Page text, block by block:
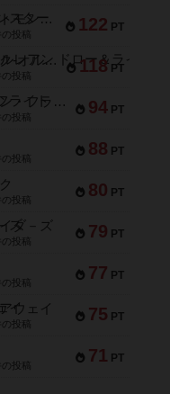
122 PT
ドブル：ポケットモンスター
投稿
118 PT
ジャンヌ・ダルク-オルレアン ドロー＆ライト
投稿
94 PT
ファースト・イン・フライト
の投稿
88 PT
の投稿
80 PT
の投稿
79 PT
ダ－ズ
の投稿
77 PT
の投稿
75 PT
ウェイ
投稿
71 PT
の投稿